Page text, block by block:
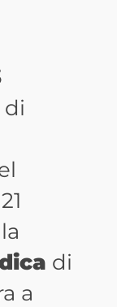
la
di
a